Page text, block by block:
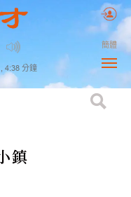
4:38 分鐘
簡體
鎮